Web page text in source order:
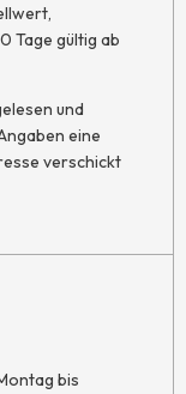
Tage gültig ab
und
eine
verschickt
bis